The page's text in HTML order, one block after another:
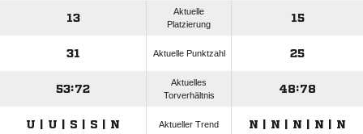
13
Aktuelle
Platzierung
15
31 Aktuelle Punktzahl 25
53:72
Aktuelles
Torverhältnis
48:78
U | U | S | S | N Aktueller Trend N | N | N | N | N